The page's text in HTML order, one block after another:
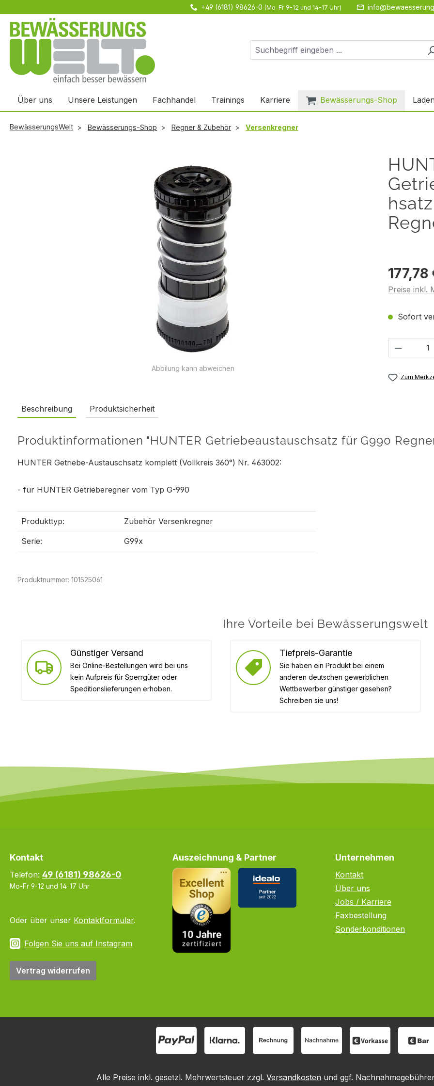
+49 (6181) 98626-0 (Mo-Fr 9-12 und 14-17 Uhr)
Über uns Unsere Leistungen Fachhandel Trainings Karriere Bewässerungs-Shop
BewässerungsWelt Bewässerungs-Shop Regner & Zubehör Versenkregner
Abbilung kann abweichen
177,78
Preise inkl.
Sofort
Zum
Beschreibung Produktsicherheit
Produktinformationen "HUNTER Getriebeaustauschsatz für G990
HUNTER Getriebe-Austauschsatz komplett (Vollkreis 360°) Nr. 463002:
- für HUNTER Getrieberegner vom Typ G-990
Produkttyp: Zubehör Versenkregner
Serie: G99x
Produktnummer: 101525061
Ihre Vorteile bei Bewässerungswelt
Günstiger Versand
Bei Online-Bestellungen wird bei uns
kein Aufpreis für Sperrgüter oder
Speditionslieferungen erhoben.
Tiefpreis-Garantie
Sie haben ein Produkt bei einem
anderen deutschen gewerblichen
Wettbewerber günstiger gesehen?
Schreiben sie uns!
Kontakt
Telefon: 49 (6181) 98626-0
Mo-Fr 9-12 und 14-17 Uhr
Oder über unser Kontaktformular.
Folgen Sie uns auf Instagram
Vertrag widerrufen
Auszeichnung & Partner Unternehmen
Kontakt
Über uns
Jobs / Karriere
Faxbestellung
Sonderkonditionen
Alle Preise inkl. gesetzl. Mehrwertsteuer zzgl. Versandkosten und ggf.